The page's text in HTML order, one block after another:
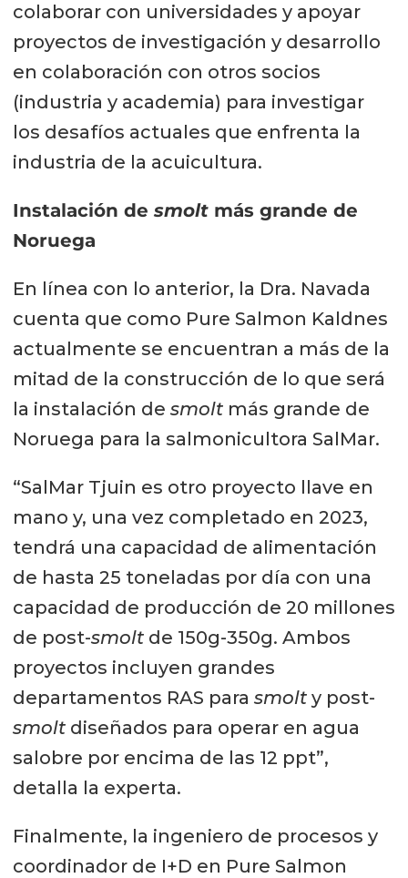
colaborar con universidades y apoyar
proyectos de investigación y desarrollo
en colaboración con otros socios
(industria y academia) para investigar
los desafíos actuales que enfrenta la
industria de la acuicultura.
Instalación de smolt más grande de
Noruega
En línea con lo anterior, la Dra. Navada
cuenta que como Pure Salmon Kaldnes
actualmente se encuentran a más de la
mitad de la construcción de lo que será
la instalación de smoltmás grande de
Noruega para la salmonicultora SalMar.
“SalMar Tjuin es otro proyecto llave en
mano y, una vez completado en 2023,
tendrá una capacidad de alimentación
de hasta 25 toneladas por día con una
capacidad de producción de 20 millones
de post-smoltde 150g-350g. Ambos
proyectos incluyen grandes
departamentos RAS para smolty post-
smoltdiseñados para operar en agua
salobre por encima de las 12 ppt”,
detalla la experta.
Finalmente, la ingeniero de procesos y
coordinador de I+D en Pure Salmon